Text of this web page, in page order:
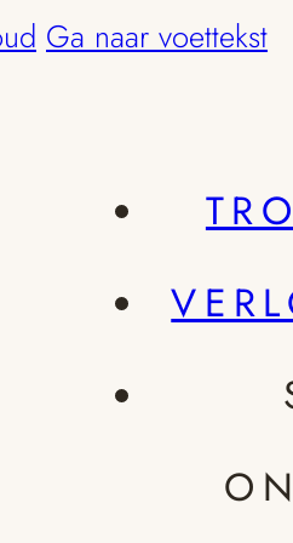
Ga naar voettekst